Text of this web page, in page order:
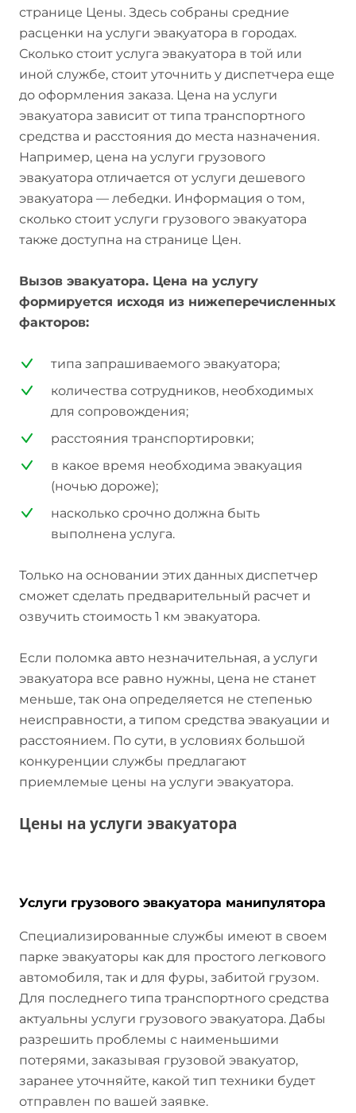
странице Цены. Здесь собраны средние
расценки на услуги эвакуатора в городах.
Сколько стоит услуга эвакуатора в той или
иной службе, стоит уточнить у диспетчера еще
до оформления заказа. Цена на услуги
эвакуатора зависит от типа транспортного
средства и расстояния до места назначения.
Например, цена на услуги грузового
эвакуатора отличается от услуги дешевого
эвакуатора — лебедки. Информация о том,
сколько стоит услуги грузового эвакуатора
также доступна на странице Цен.
Вызов эвакуатора. Цена на услугу
формируется исходя из нижеперечисленных
факторов:
типа запрашиваемого эвакуатора;
количества сотрудников, необходимых
для сопровождения;
расстояния транспортировки;
в какое время необходима эвакуация
(ночью дороже);
насколько срочно должна быть
выполнена услуга.
Только на основании этих данных диспетчер
сможет сделать предварительный расчет и
озвучить стоимость 1 км эвакуатора.
Если поломка авто незначительная, а услуги
эвакуатора все равно нужны, цена не станет
меньше, так она определяется не степенью
неисправности, а типом средства эвакуации и
расстоянием. По сути, в условиях большой
конкуренции службы предлагают
приемлемые цены на услуги эвакуатора.
Цены на услуги эвакуатора
Услуги грузового эвакуатора манипулятора
Специализированные службы имеют в своем
парке эвакуаторы как для простого легкового
автомобиля, так и для фуры, забитой грузом.
Для последнего типа транспортного средства
актуальны услуги грузового эвакуатора. Дабы
разрешить проблемы с наименьшими
потерями, заказывая грузовой эвакуатор,
заранее уточняйте, какой тип техники будет
отправлен по вашей заявке.